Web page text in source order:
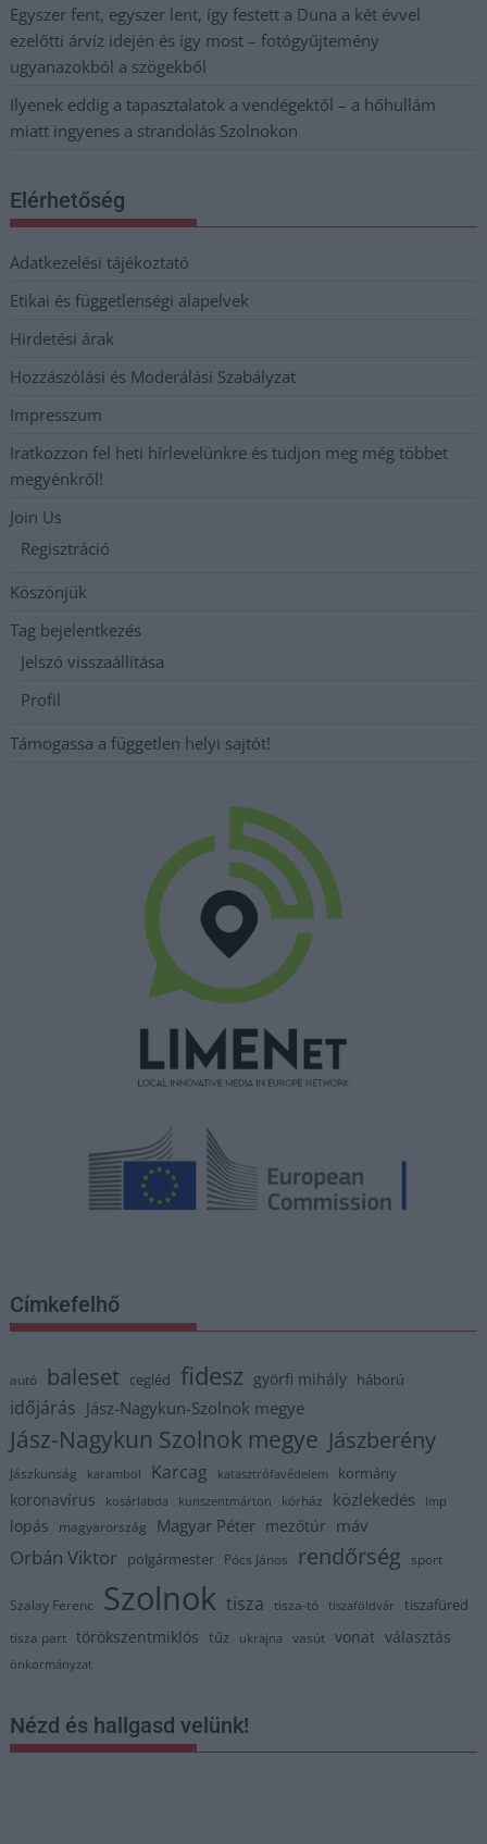
Egyszer fent, egyszer lent, így festett a Duna a két évvel
ezelőtti árvíz idején és így most – fotógyűjtemény
ugyanazokból a szögekből
Ilyenek eddig a tapasztalatok a vendégektől – a hőhullám
miatt ingyenes a strandolás Szolnokon
Elérhetőség
Adatkezelési tájékoztató
Etikai és függetlenségi alapelvek
Hirdetési árak
Hozzászólási és Moderálási Szabályzat
Impresszum
Iratkozzon fel heti hírlevelünkre és tudjon meg még többet
megyénkről!
Join Us
Regisztráció
Köszönjük
Tag bejelentkezés
Jelszó visszaállítása
Profil
Támogassa a független helyi sajtót!
Címkefelhő
autó baleset cegléd fidesz györfi mihály háború
időjárás Jász-Nagykun-Szolnok megye
Jász-Nagykun Szolnok megye Jászberény
Jászkunság karambol Karcag katasztrófavédelem kormány
koronavírus kosárlabda kunszentmárton kórház közlekedés lmp
lopás magyarország Magyar Péter mezőtúr máv
Orbán Viktor polgármester Pócs János rendőrség sport
Szalay Ferenc Szolnok tisza tisza-tó tiszaföldvár tiszafüred
tisza part törökszentmiklós tűz ukrajna vasút vonat választás
önkormányzat
Nézd és hallgasd velünk!